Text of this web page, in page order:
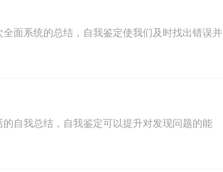
面系统的总结，自我鉴定使我们及时找出错误并
自我总结，自我鉴定可以提升对发现问题的能